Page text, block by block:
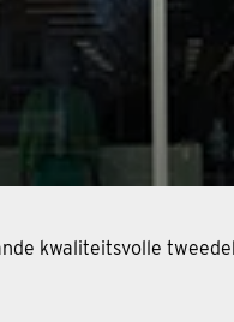
kwaliteitsvolle